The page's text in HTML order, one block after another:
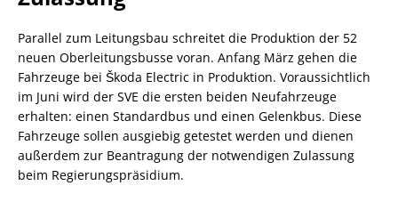
Parallel zum Leitungsbau schreitet die Produktion der 52
neuen Oberleitungsbusse voran. Anfang März gehen die
Fahrzeuge bei Škoda Electric in Produktion. Voraussichtlich
im Juni wird der SVE die ersten beiden Neufahrzeuge
erhalten: einen Standardbus und einen Gelenkbus. Diese
Fahrzeuge sollen ausgiebig getestet werden und dienen
außerdem zur Beantragung der notwendigen Zulassung
beim Regierungspräsidium.